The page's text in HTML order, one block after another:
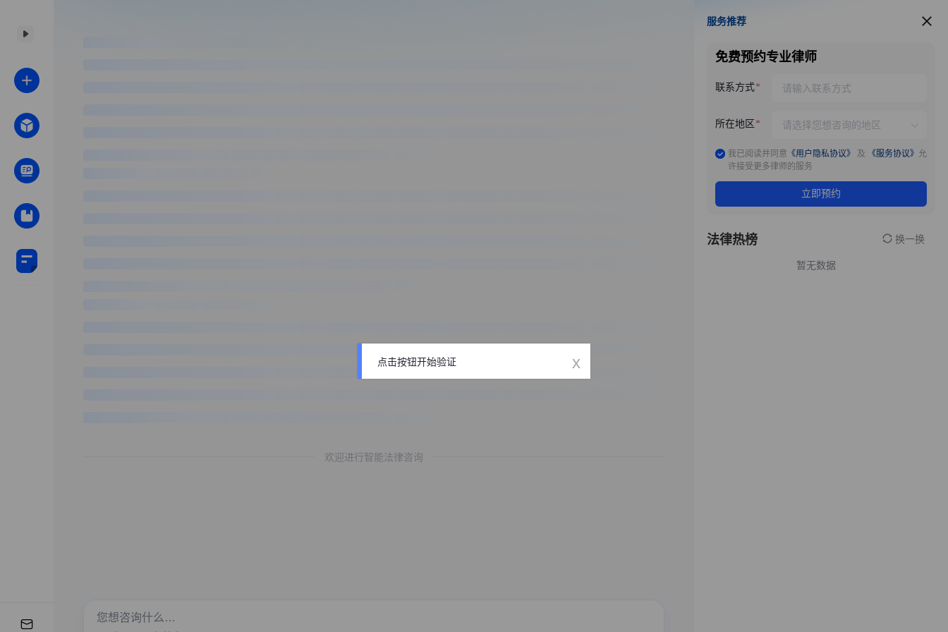
欢迎进行智能法律咨询
服务推荐
服务推荐
免费预约专业律师
联系方式
所在地区
我已阅读并同意 《用户隐私协议》 及 《服务协议》 允
许接受更多律师的服务
立即预约
法律热榜 换一换
暂无数据
点击按钮开始验证 x